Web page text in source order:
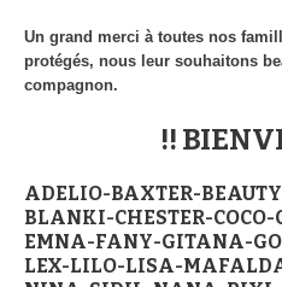
Un grand merci à toutes nos
protégés, nous leur souhaitons
compagnon.
!!
ADELIO-BAXTER-
BLANKI-CHESTER-
EMNA-FANY-GITANA-
LEX-LILO-LISA-